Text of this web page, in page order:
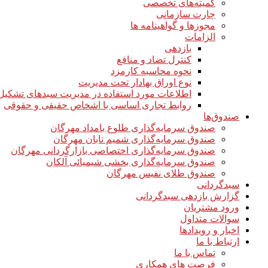
کمیته‌های تخصصی
چارت سازمانی
مجوزها و گواهینامه ها
الزامات
بازدهی
کنترل تضاد و منافع
نحوه محاسبه کارمزد
نوع اوراق بهادار تحت مدیریت
اطلاعات مورد استفاده در مدیریت سبدهای
روابط تجاری اساسی با اشخاص حقیقی و حقوقی
صندوق‌ها
صندوق سرمایه‌گذاری طلوع بامداد مهرگان
صندوق سرمایه‌گذاری شمیم تابان مهرگان
صندوق سرمایه‌گذاری اختصاصی بازارگردانی مهرگان
صندوق سرمایه‌گذاری بخشی شیمیائی آلکان
صندوق طلای نفیس مهرگان
سبدگردانی
گزارش بازدهی سبدگردانی
ورود مشتریان
سوالات متداول
اخبار و رویدادها
ارتباط با ما
تماس با ما
فرصت های همکاری